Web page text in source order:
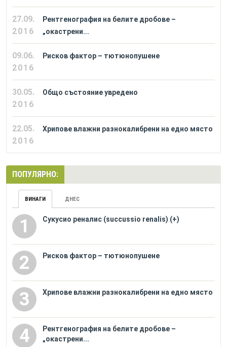
27.09.
2016
Рентгенография на белите дробове –
„окастрени...
09.06.
2016
Рисков фактор – тютюнопушене
30.05.
2016
Общо състояние увредено
22.05.
2016
Хрипове влажни разнокалибрени на едно място
ПОПУЛЯРНО:
ВИНАГИ ДНЕС
1 Сукусио реналис (succussio renalis) (+)
2 Рисков фактор – тютюнопушене
3 Хрипове влажни разнокалибрени на едно място
4
Рентгенография на белите дробове –
„окастрени...